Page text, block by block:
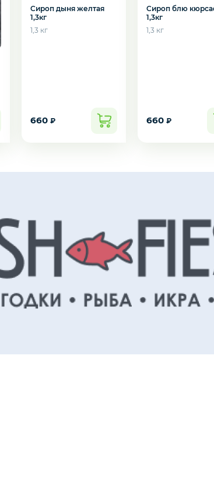
Сироп дыня желтая
1,3кг
1,3 кг
660 ₽
Сироп блю
1,3кг
1,3 кг
660 ₽
сотрудника